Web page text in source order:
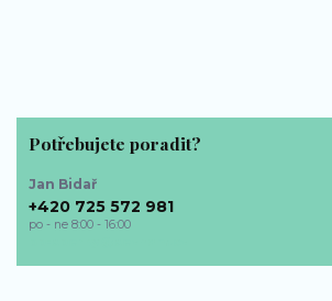
Potřebujete poradit?
Jan Bidař
+420 725 572 981
po - ne 8:00 - 16:00